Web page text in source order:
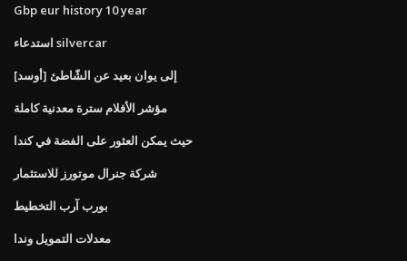
Gbp eur history 10 year
استدعاء silvercar
[أوسد] إلى يوان بعيد عن الشّاطئ
مؤشر الأفلام سترة معدنية كاملة
حيث يمكن العثور على الفضة في كندا
شركة جنرال موتورز للاستثمار
بورب آرب التخطيط
معدلات التمويل وندا